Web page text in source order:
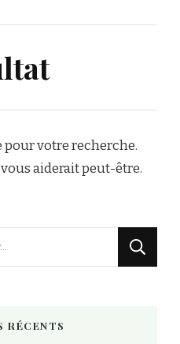
votre recherche.
aiderait peut-être.
RÉCENTS